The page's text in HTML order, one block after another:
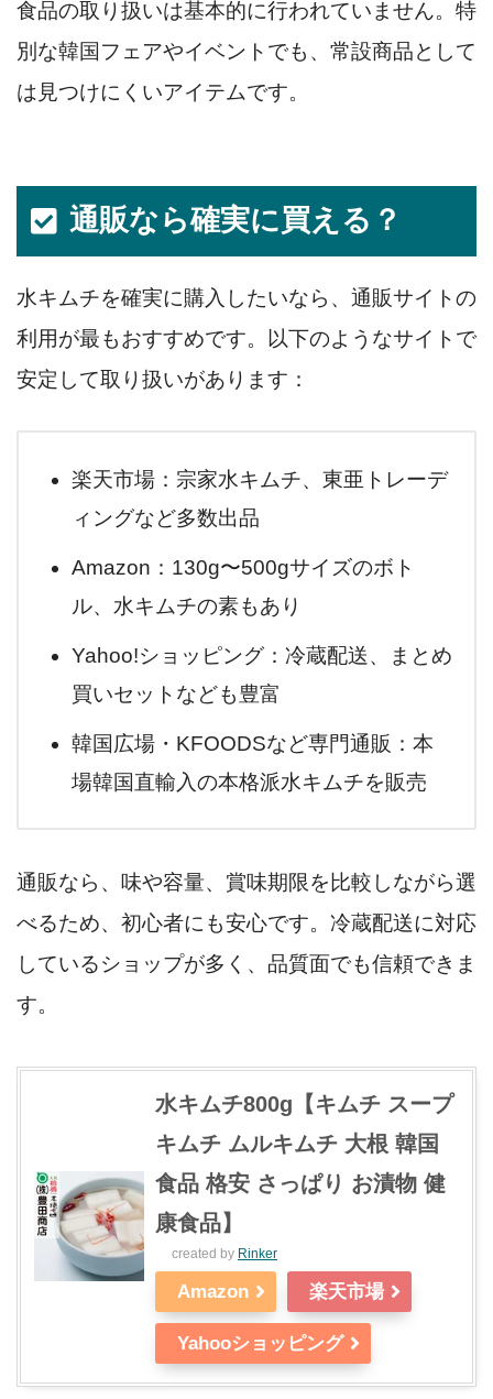
食品の取り扱いは基本的に行われていません。特
別な韓国フェアやイベントでも、常設商品として
は見つけにくいアイテムです。
通販なら確実に買える？
水キムチを確実に購入したいなら、通販サイトの
利用が最もおすすめです。以下のようなサイトで
安定して取り扱いがあります：
楽天市場：宗家水キムチ、東亜トレーデ
ィングなど多数出品
Amazon：130g〜500gサイズのボト
ル、水キムチの素もあり
Yahoo!ショッピング：冷蔵配送、まとめ
買いセットなども豊富
韓国広場・KFOODSなど専門通販：本
場韓国直輸入の本格派水キムチを販売
通販なら、味や容量、賞味期限を比較しながら選
べるため、初心者にも安心です。冷蔵配送に対応
しているショップが多く、品質面でも信頼できま
す。
水キムチ800g【キムチ スープ
キムチ ムルキムチ 大根 韓国
食品 格安 さっぱり お漬物 健
康食品】
created by Rinker
Amazon 楽天市場
Yahooショッピング